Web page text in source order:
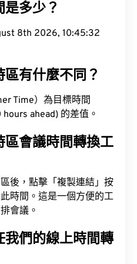
多少？
8th 2026, 10:45:33
有什麼不同？
Time）為目標時間
ahead) 的差值。
會議時間轉換工
後，點擊「複製連結」按
時間。這是一個方便的工
會議。
們的線上時間轉